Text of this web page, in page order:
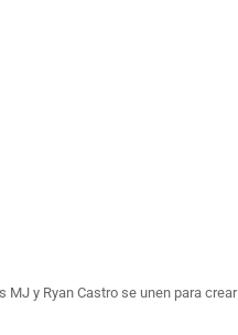
MJ y Ryan Castro se unen para